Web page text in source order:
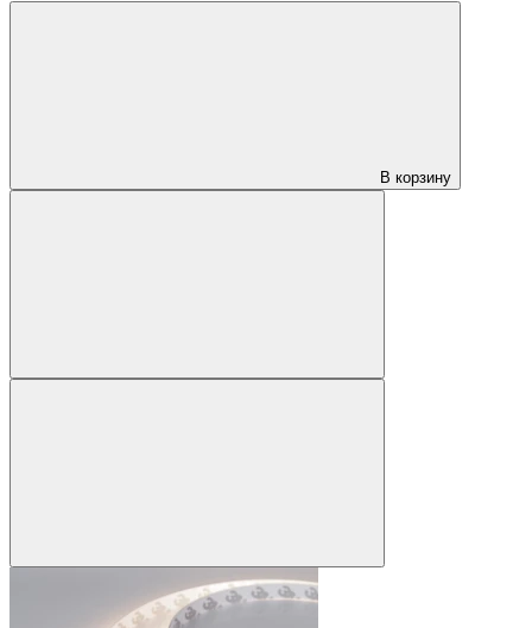
В корзину